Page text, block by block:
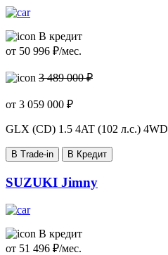
В кредит
от 50 996 ₽/мес.
3 489 000 ₽
от 3 059 000 ₽
GLX (CD) 1.5 4AT (102 л.с.) 4WD
В Trade-in В Кредит
SUZUKI Jimny
В кредит
от 51 496 ₽/мес.